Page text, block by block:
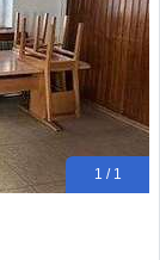
1 / 1